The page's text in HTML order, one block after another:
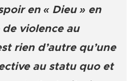
en « Dieu » en
violence au
rien d’autre qu’une
au statu quo et